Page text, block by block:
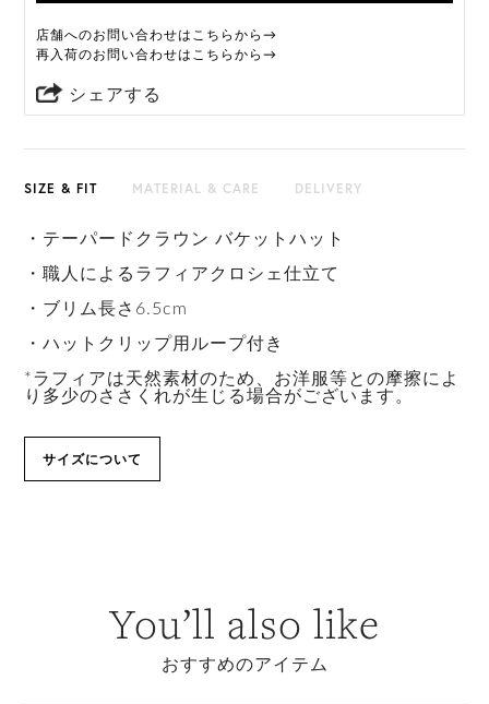
店舗へのお問い合わせはこちらから→
再入荷のお問い合わせはこちらから→
シェアする
SIZE & FIT MATERIAL & CARE DELIVERY
・テーパードクラウン バケットハット
・職人によるラフィアクロシェ仕立て
・ブリム長さ6.5cm
・ハットクリップ用ループ付き
*ラフィアは天然素材のため、お洋服等との摩擦によ
り多少のささくれが生じる場合がございます。
サイズについて
You’ll also like
おすすめのアイテム